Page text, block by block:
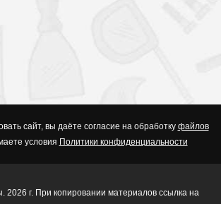
сайт, вы даёте согласие на обработку файлов
условия Политики конфиденциальности
2026 г. При копировании материалов ссылка на